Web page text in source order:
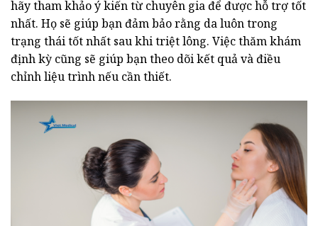
hãy tham khảo ý kiến từ chuyên gia để được hỗ trợ tốt
nhất. Họ sẽ giúp bạn đảm bảo rằng da luôn trong
trạng thái tốt nhất sau khi triệt lông. Việc thăm khám
định kỳ cũng sẽ giúp bạn theo dõi kết quả và điều
chỉnh liệu trình nếu cần thiết.